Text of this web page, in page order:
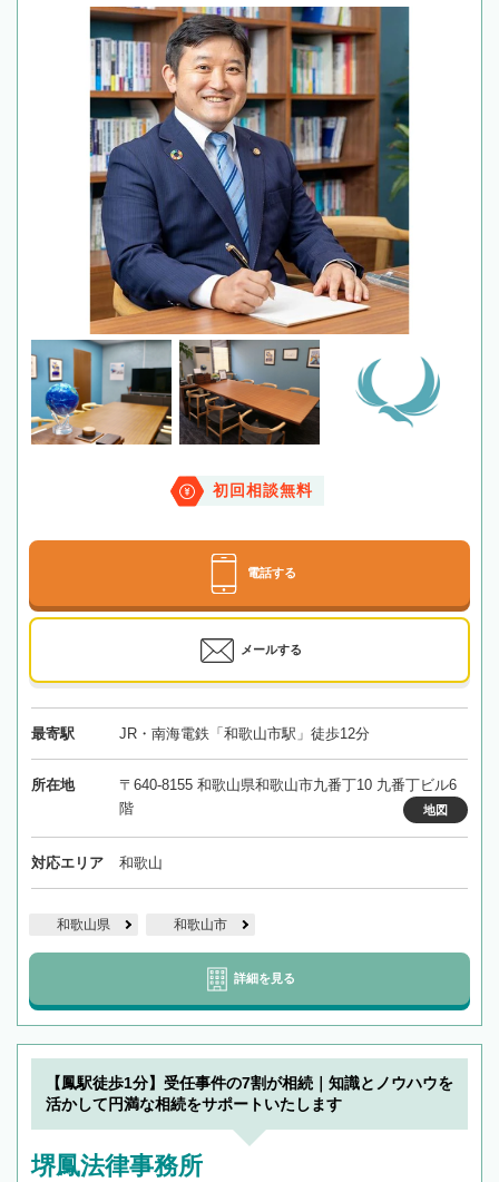
初回相談無料
電話する
メールする
最寄駅 JR・南海電鉄「和歌山市駅」徒歩12分
所在地
〒640-8155 和歌山県和歌山市九番丁10 九番丁ビル6
階
地図
対応エリア 和歌山
和歌山県 和歌山市
詳細を見る
【鳳駅徒歩1分】受任事件の7割が相続｜知識とノウハウを
活かして円満な相続をサポートいたします
堺鳳法律事務所